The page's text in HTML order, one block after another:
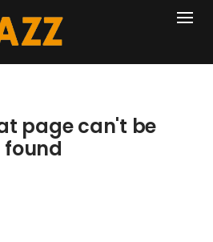
404
page can't be
found